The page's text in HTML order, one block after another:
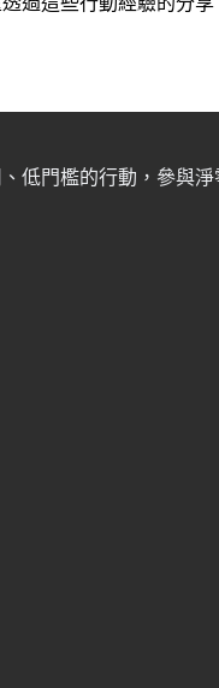
低門檻的行動，參與